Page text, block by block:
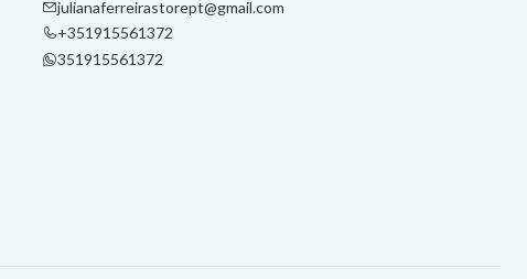
julianaferreirastorept@gmail.com
+351915561372
351915561372